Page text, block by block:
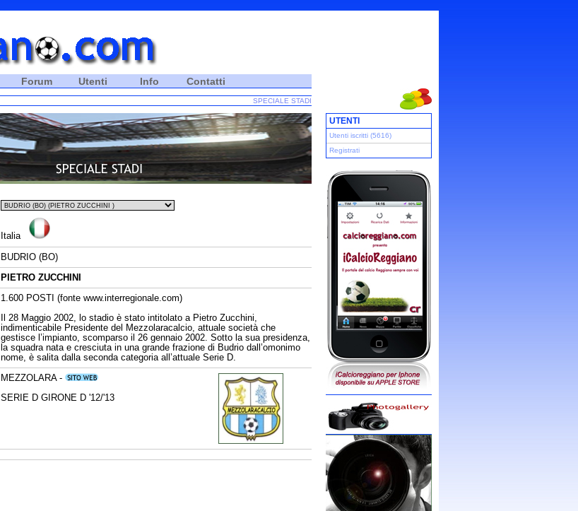
Forum Utenti Info Contatti
SPECIALE STADI
Italia
BUDRIO (BO)
PIETRO ZUCCHINI
1.600 POSTI (fonte www.interregionale.com)
Il 28 Maggio 2002, lo stadio è stato intitolato a Pietro Zucchini,
indimenticabile Presidente del Mezzolaracalcio, attuale società che
gestisce l’impianto, scomparso il 26 gennaio 2002. Sotto la sua presidenza,
la squadra nata e cresciuta in una grande frazione di Budrio dall’omonimo
nome, è salita dalla seconda categoria all’attuale Serie D.
MEZZOLARA -
SERIE D GIRONE D '12/'13
UTENTI
Utenti iscritti (5616)
Registrati